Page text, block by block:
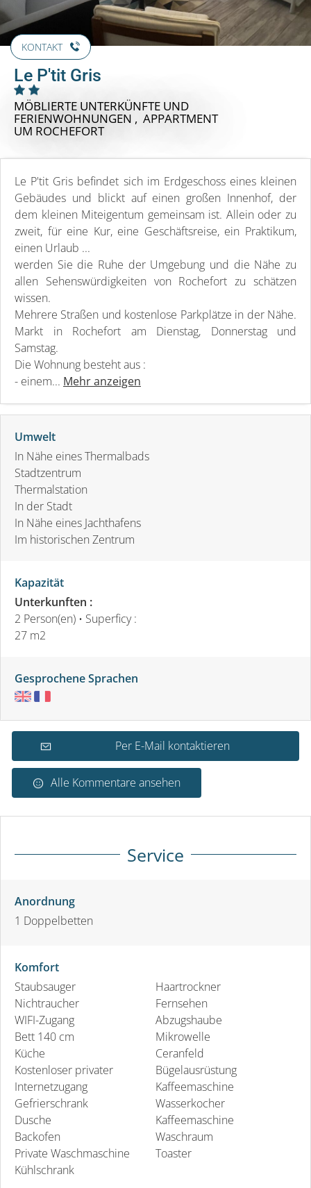
KONTAKT
Le P'tit Gris
MÖBLIERTE UNTERKÜNFTE UND
FERIENWOHNUNGEN , APPARTMENT
UM ROCHEFORT
Le P'tit Gris befindet sich im Erdgeschoss eines kleinen
Gebäudes und blickt auf einen großen Innenhof, der
dem kleinen Miteigentum gemeinsam ist. Allein oder zu
zweit, für eine Kur, eine Geschäftsreise, ein Praktikum,
einen Urlaub ...
werden Sie die Ruhe der Umgebung und die Nähe zu
allen Sehenswürdigkeiten von Rochefort zu schätzen
wissen.
Mehrere Straßen und kostenlose Parkplätze in der Nähe.
Markt in Rochefort am Dienstag, Donnerstag und
Samstag.
Die Wohnung besteht aus :
- einem... Mehr anzeigen
Umwelt
In Nähe eines Thermalbads
Stadtzentrum
Thermalstation
In der Stadt
In Nähe eines Jachthafens
Im historischen Zentrum
Kapazität
Unterkunften :
2 Person(en) • Superficy :
27 m2
Gesprochene Sprachen
Per E-Mail kontaktieren
Alle Kommentare ansehen
Service
Anordnung
1 Doppelbetten
Komfort
Staubsauger
Nichtraucher
WIFI-Zugang
Bett 140 cm
Küche
Kostenloser privater
Internetzugang
Gefrierschrank
Dusche
Backofen
Private Waschmaschine
Kühlschrank
Haartrockner
Fernsehen
Abzugshaube
Mikrowelle
Ceranfeld
Bügelausrüstung
Kaffeemaschine
Wasserkocher
Kaffeemaschine
Waschraum
Toaster